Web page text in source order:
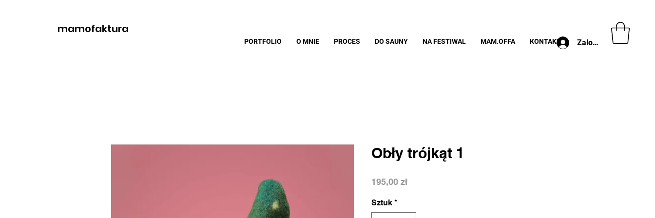
mamofaktura
Zaloguj
PORTFOLIO O MNIE PROCES DO SAUNY NA FESTIWAL MAM.OFFA KONTAKT
Obły trójkąt 1
195,00 złCena
Sztuk *